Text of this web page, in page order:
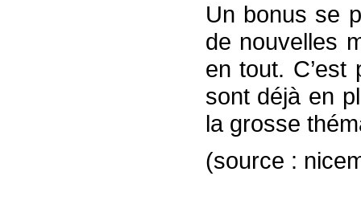
Un bonus se
de nouvelles
en tout. C’est
sont déjà en
la grosse
(source :